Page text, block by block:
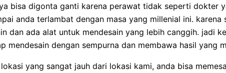
bisa digonta ganti karena perawat tidak seperti dokter
anda terlambat dengan masa yang millenial ini. karena
dan ada alat untuk mendesain yang lebih canggih. jadi
mendesain dengan sempurna dan membawa hasil yang
yang sangat jauh dari lokasi kami, anda bisa